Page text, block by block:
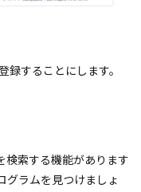
録することにします。
検索する機能があります
グラムを見つけましょ